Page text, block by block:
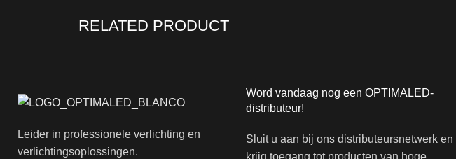
RELATED PRODUCT
Leider in professionele verlichting en
verlichtingsoplossingen.
Word vandaag nog een OPTIMALED-
distributeur!
Sluit u aan bij ons distributeursnetwerk en